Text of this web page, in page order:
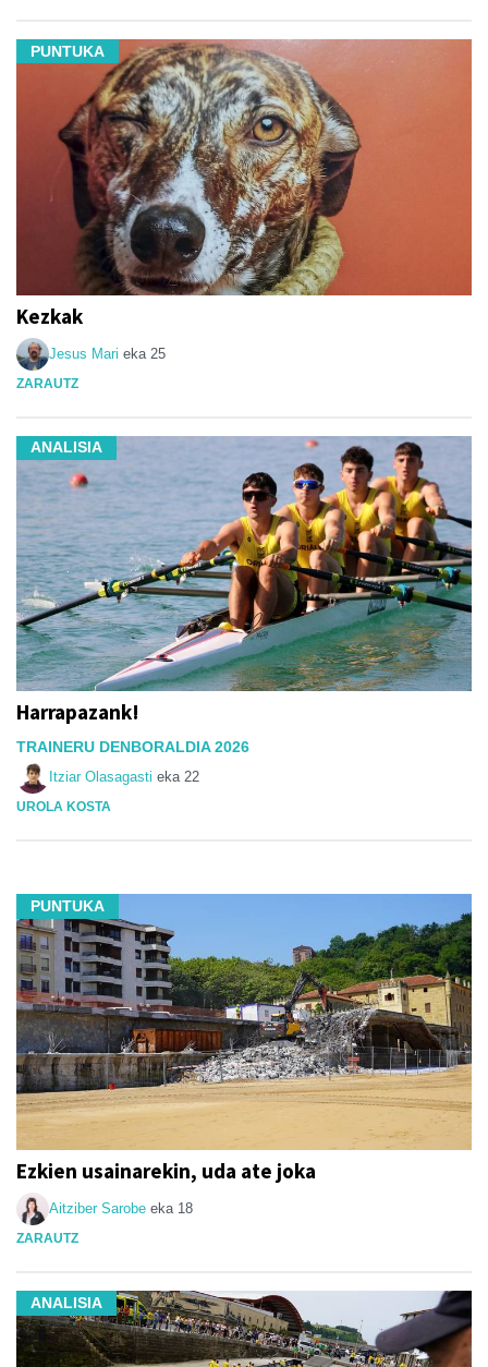
PUNTUKA
Kezkak
Jesus Mari eka 25
ZARAUTZ
ANALISIA
Harrapazank!
TRAINERU DENBORALDIA 2026
Itziar Olasagasti eka 22
UROLA KOSTA
PUNTUKA
Ezkien usainarekin, uda ate joka
Aitziber Sarobe eka 18
ZARAUTZ
ANALISIA